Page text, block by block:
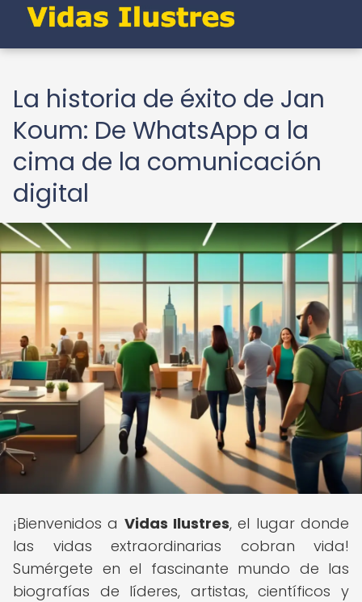
La historia de éxito de Jan
Koum: De WhatsApp a la
cima de la comunicación
digital
¡Bienvenidos a Vidas Ilustres, el lugar donde
las vidas extraordinarias cobran vida!
Sumérgete en el fascinante mundo de las
biografías de líderes, artistas, científicos y